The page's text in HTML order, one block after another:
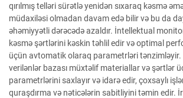
qırılmış telləri sürətlə yenidən sıxaraq kəsmə
müdaxiləsi olmadan davam edə bilir və bu da
əhəmiyyətli dərəcədə azaldır. İntellektual
kəsmə şərtlərini kəskin təhlil edir və optimal
üçün avtomatik olaraq parametrləri tənzimləyir.
verilənlər bazası müxtəlif materiallar və şərtlər
parametrlərini saxlayır və idarə edir, çoxsaylı
quraşdırma və nəticələrin sabitliyini təmin edir.